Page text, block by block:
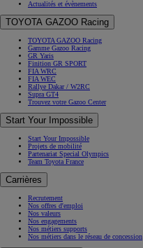
Actualités et évènements
TOYOTA GAZOO Racing
TOYOTA GAZOO Racing
Gamme Gazoo Racing
GR Yaris
Finition GR SPORT
FIA WRC
FIA WEC
Rallye Dakar / W2RC
Supra GT4
Trouvez votre Gazoo Center
Start Your Impossible
Start Your Impossible
Projets de mobilité
Partenariat Special Olympics
Team Toyota France
Carrières
Recrutement
Nos offres d'emploi
Nos valeurs
Nos engagements
Nos métiers supports
Nos métiers dans le réseau de concession